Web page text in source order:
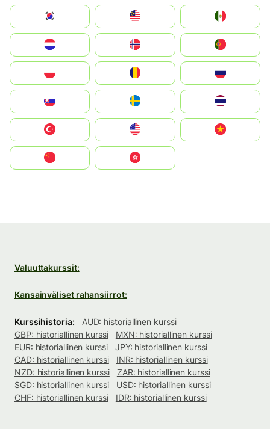
South Korea
United States
中國香港特別行政區
Valuuttakurssit:
Kansainväliset rahansiirrot:
Kurssihistoria:
AUD: historiallinen kurssi
GBP: historiallinen kurssi
MXN: historiallinen kurssi
EUR: historiallinen kurssi
JPY: historiallinen kurssi
CAD: historiallinen kurssi
INR: historiallinen kurssi
NZD: historiallinen kurssi
ZAR: historiallinen kurssi
SGD: historiallinen kurssi
USD: historiallinen kurssi
CHF: historiallinen kurssi
IDR: historiallinen kurssi